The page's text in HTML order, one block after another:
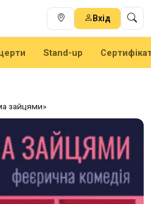
Вхід
Stand-up
зайцями»